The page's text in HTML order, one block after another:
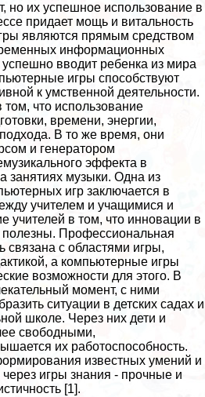
но их успешное использование в
придает мощь и витальность
являются прямым средством
информационных
вводит ребенка из мира
игры способствуют
к умственной деятельности.
что использование
времени, энергии,
подхода. В то же время, они
и генератором
эффекта в
занятиях музыки. Одна из
игр заключается в
учителем и учащимися и
учителей в том, что инновации в
полезны. Профессиональная
связана с областями игры,
а компьютерные игры
возможности для этого. В
момент, с ними
ситуации в детских садах и
школе. Через них дети и
свободными,
их работоспособность.
известных умений и
игры знания - прочные и
[1].